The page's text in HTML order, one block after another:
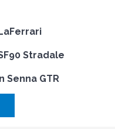
Stradale
Senna GTR